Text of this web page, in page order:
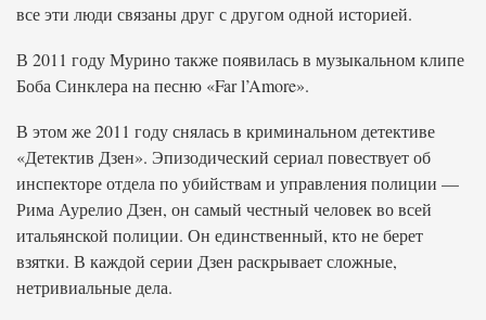
все эти люди связаны друг с другом одной историей.
В 2011 году Мурино также появилась в музыкальном клипе
Боба Синклера на песню «Far l’Amore».
В этом же 2011 году снялась в криминальном детективе
«Детектив Дзен». Эпизодический сериал повествует об
инспекторе отдела по убийствам и управления полиции —
Рима Аурелио Дзен, он самый честный человек во всей
итальянской полиции. Он единственный, кто не берет
взятки. В каждой серии Дзен раскрывает сложные,
нетривиальные дела.